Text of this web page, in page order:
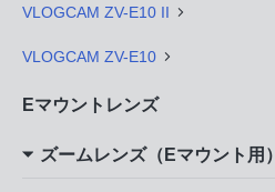
VLOGCAM ZV-E10 II
VLOGCAM ZV-E10
Eマウントレンズ
ズームレンズ（Eマウント用）